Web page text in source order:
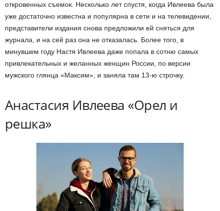
откровенных съемок. Несколько лет спустя, когда Ивлеева была
уже достаточно известна и популярна в сети и на телевидении,
представители издания снова предложили ей сняться для
журнала, и на сей раз она не отказалась. Более того, в
минувшем году Настя Ивлеева даже попала в сотню самых
привлекательных и желанных женщин России, по версии
мужского глянца «Максим», и заняла там 13-ю строчку.
Анастасия Ивлеева «Орел и
решка»